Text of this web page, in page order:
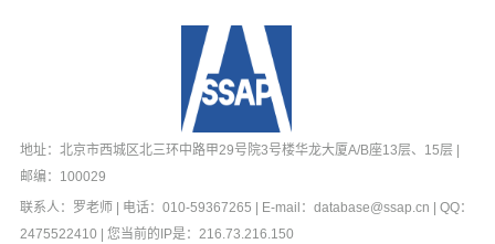
地址：北京市西城区北三环中路甲29号院3号楼华龙大厦A/B座13层、15层 |
邮编：100029
联系人：罗老师 | 电话：010-59367265 | E-mail：database@ssap.cn | QQ：
2475522410 | 您当前的IP是： 216.73.216.150